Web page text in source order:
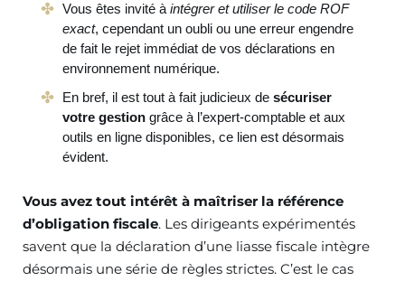
Vous êtes invité à intégrer et utiliser le code ROF
exact, cependant un oubli ou une erreur engendre
de fait le rejet immédiat de vos déclarations en
environnement numérique.
En bref, il est tout à fait judicieux de sécuriser
votre gestion grâce à l’expert-comptable et aux
outils en ligne disponibles, ce lien est désormais
évident.
Vous avez tout intérêt à maîtriser la référence
d’obligation fiscale. Les dirigeants expérimentés
savent que la déclaration d’une liasse fiscale intègre
désormais une série de règles strictes. C’est le cas